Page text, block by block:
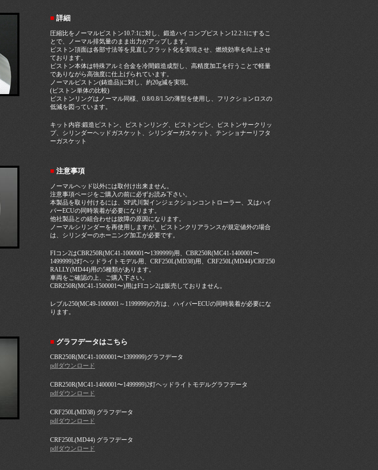
■ 詳細
圧縮比をノーマルピストン10.7:1に対し、鍛造ハイコンプピストン12.2:1にするこ
とで、ノーマル排気量のまま出力がアップします。
ピストン頂面は各部寸法等を見直しフラット化を実現させ、燃焼効率を向上させ
ております。
ピストン本体は特殊アルミ合金を冷間鍛造成型し、高精度加工を行うことで軽量
でありながら高強度に仕上げられています。
ノーマルピストン(鋳造品)に対し、約20g減を実現。
(ピストン単体の比較)
ピストンリングはノーマル同様、0.8/0.8/1.5の薄型を使用し、フリクションロスの
低減を図っています。
キット内容:鍛造ピストン、ピストンリング、ピストンピン、ピストンサークリッ
プ、シリンダーヘッドガスケット、シリンダーガスケット、テンショナーリフタ
ーガスケット
■ 注意事項
ノーマルヘッド以外には取付け出来ません。
注意事項ページをご購入の前に必ずお読み下さい。
本製品を取り付けるには、SP武川製インジェクションコントローラー、又はハイ
パーECUの同時装着が必要になります。
他社製品との組合わせは故障の原因になります。
ノーマルシリンダーを再使用しますが、ピストンクリアランスが規定値外の場合
は、シリンダーのホーニング加工が必要です。
FIコン2はCBR250R(MC41-1000001〜1399999)用、CBR250R(MC41-1400001〜
1499999)2灯ヘッドライトモデル用、CRF250L(MD38)用、CRF250L(MD44)/CRF250
RALLY(MD44)用の5種類があります。
車両をご確認の上、ご購入下さい。
CBR250R(MC41-1500001〜)用はFIコン2は販売しておりません。
レブル250(MC49-1000001～1199999)の方は、ハイパーECUの同時装着が必要にな
ります。
■ グラフデータはこちら
CBR250R(MC41-1000001〜1399999)グラフデータ
pdfダウンロード
CBR250R(MC41-1400001〜1499999)2灯ヘッドライトモデルグラフデータ
pdfダウンロード
CRF250L(MD38) グラフデータ
pdfダウンロード
CRF250L(MD44) グラフデータ
pdfダウンロード